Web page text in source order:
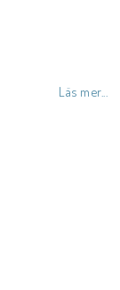
Läs mer...